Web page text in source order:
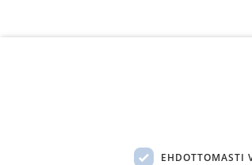
EHDOTTOMASTI